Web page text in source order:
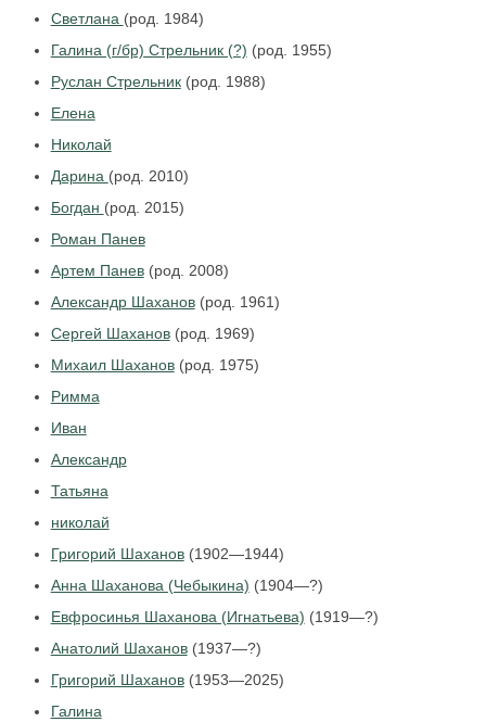
Светлана (род. 1984)
Галина (г/бр) Стрельник (?) (род. 1955)
Руслан Стрельник(род. 1988)
Елена
Николай
Дарина (род. 2010)
Богдан (род. 2015)
Роман Панев
Артем Панев(род. 2008)
Александр Шаханов(род. 1961)
Сергей Шаханов(род. 1969)
Михаил Шаханов(род. 1975)
Римма
Иван
Александр
Татьяна
николай
Григорий Шаханов(1902—1944)
Анна Шаханова (Чебыкина) (1904—?)
Евфросинья Шаханова (Игнатьева) (1919—?)
Анатолий Шаханов(1937—?)
Григорий Шаханов(1953—2025)
Галина